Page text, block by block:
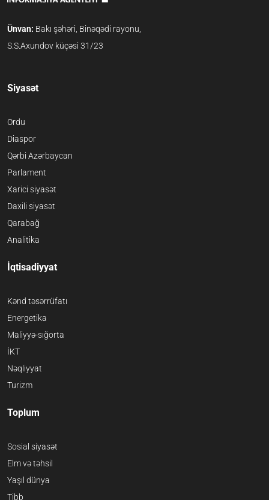
Ünvan: Bakı şəhəri, Binəqədi rayonu,
S.S.Axundov küçəsi 31/23
Siyasət
Ordu
Diaspor
Qərbi Azərbaycan
Parlament
Xarici siyasət
Daxili siyasət
Qarabağ
Analitika
İqtisadiyyat
Kənd təsərrüfatı
Energetika
Maliyyə-sığorta
İKT
Nəqliyyat
Turizm
Toplum
Sosial siyasət
Elm və təhsil
Yaşıl dünya
Tibb